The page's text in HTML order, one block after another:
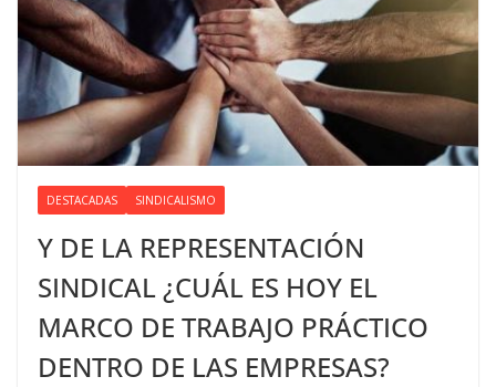
DESTACADAS SINDICALISMO
Y DE LA REPRESENTACIÓN
SINDICAL ¿CUÁL ES HOY EL
MARCO DE TRABAJO PRÁCTICO
DENTRO DE LAS EMPRESAS?